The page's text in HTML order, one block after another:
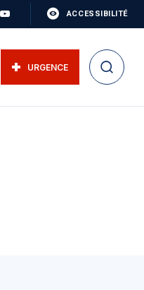
ACCESSIBILITÉ
URGENCE